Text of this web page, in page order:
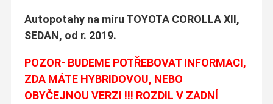
Autopotahy na míru TOYOTA COROLLA XII,
SEDAN, od r. 2019.
POZOR- BUDEME POTŘEBOVAT INFORMACI,
ZDA MÁTE HYBRIDOVOU, NEBO
OBYČEJNOU VERZI !!! ROZDIL V ZADNÍ